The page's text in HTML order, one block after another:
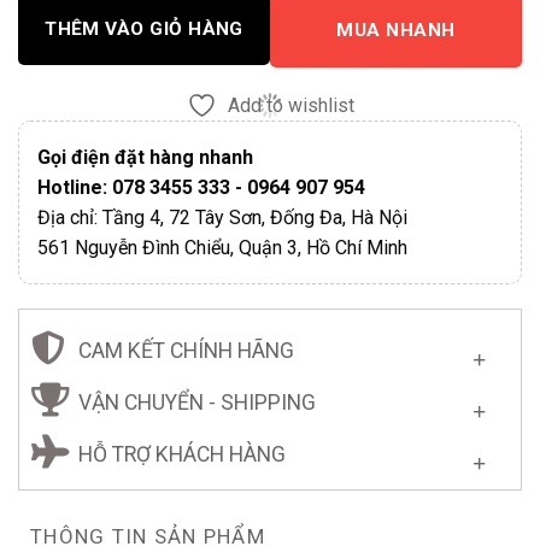
THÊM VÀO GIỎ HÀNG MUA NHANH
Add to wishlist
Gọi điện đặt hàng nhanh
Hotline: 078 3455 333 - 0964 907 954
Địa chỉ: Tầng 4, 72 Tây Sơn, Đống Đa, Hà Nội
561 Nguyễn Đình Chiểu, Quận 3, Hồ Chí Minh
CAM KẾT CHÍNH HÃNG
VẬN CHUYỂN - SHIPPING
HỖ TRỢ KHÁCH HÀNG
THÔNG TIN SẢN PHẨM